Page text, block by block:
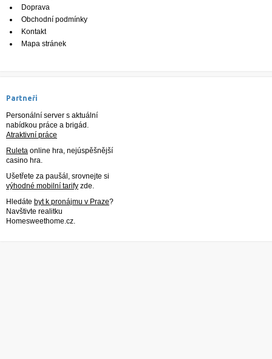
Doprava
Obchodní podmínky
Kontakt
Mapa stránek
Partneři
Personální server s aktuální
nabídkou práce a brigád.
Atraktivní práce
Ruleta online hra, nejúspěšnější
casino hra.
Ušetřete za paušál, srovnejte si
výhodné mobilní tarify zde.
Hledáte byt k pronájmu v Praze?
Navštivte realitku
Homesweethome.cz.